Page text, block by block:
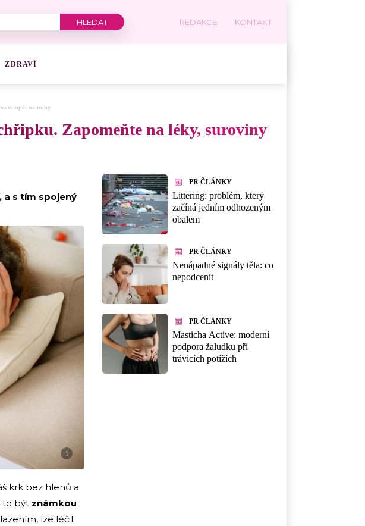
REDAKCE KONTAKT
ZDRAVÍ
opět na nohy
Zapomeňte na léky, suroviny
a s tím spojený
i
krk bez hlenů a
to být známkou
lze léčit
PR ČLÁNKY
Littering: problém, který
začíná jedním odhozeným
obalem
PR ČLÁNKY
Nenápadné signály těla: co
nepodcenit
PR ČLÁNKY
Masticha Active: moderní
podpora žaludku při
trávicích potížích